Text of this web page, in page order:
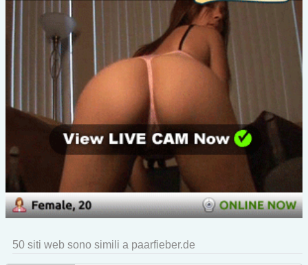
50 siti web sono simili a paarfieber.de